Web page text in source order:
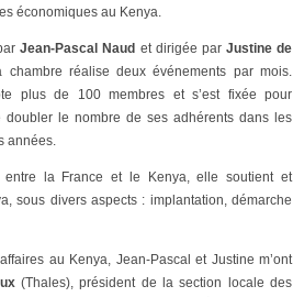
économiques au Kenya.
Jean-Pascal Naud et dirigée par Justine de
chambre réalise deux événements par mois.
plus de 100 membres et s’est fixée pour
doubler le nombre de ses adhérents dans les
années.
la France et le Kenya, elle soutient et
sous divers aspects : implantation, démarche
au Kenya, Jean-Pascal et Justine m’ont
(Thales), président de la section locale des